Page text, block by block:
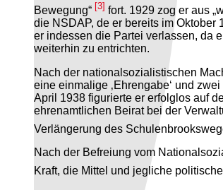
Bewegung“ [3] fort. 1929 zog er aus
die NSDAP, de er bereits im Oktober
er indessen die Partei verlassen, da
weiterhin zu entrichten.
Nach der nationalsozialistischen
eine einmalige ‚Ehrengabe‘ und
April 1938 figurierte er erfolglos auf
ehrenamtlichen Beirat bei der
Verlängerung des
Nach der Befreiung vom
Kraft, die Mittel und jegliche